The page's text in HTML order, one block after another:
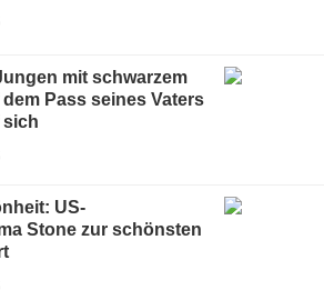
mit schwarzem
Pass seines Vaters
sich
US-
Stone zur schönsten